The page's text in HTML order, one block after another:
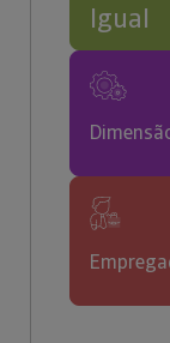
Igual